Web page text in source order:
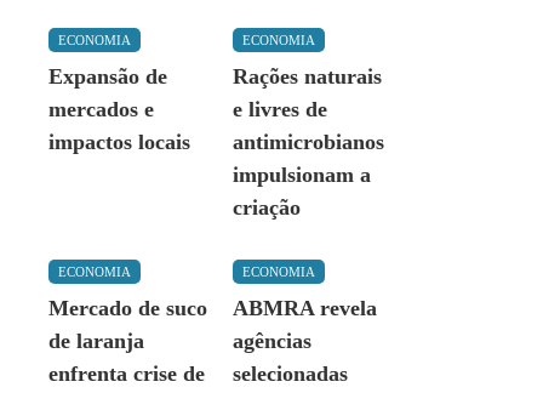
ECONOMIA
Expansão de
mercados e
impactos locais
ECONOMIA
Rações naturais
e livres de
antimicrobianos
impulsionam a
criação
ECONOMIA
Mercado de suco
de laranja
enfrenta crise de
ECONOMIA
ABMRA revela
agências
selecionadas